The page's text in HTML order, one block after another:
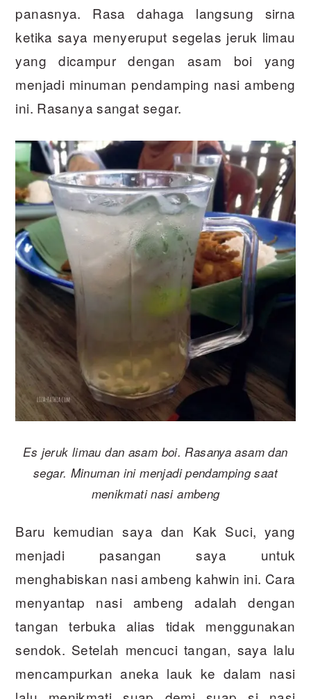
panasnya. Rasa dahaga langsung sirna
ketika saya menyeruput segelas jeruk limau
yang dicampur dengan asam boi yang
menjadi minuman pendamping nasi ambeng
ini. Rasanya sangat segar.
Es jeruk limau dan asam boi. Rasanya asam dan
segar. Minuman ini menjadi pendamping saat
menikmati nasi ambeng
Baru kemudian saya dan Kak Suci, yang
menjadi pasangan saya untuk
menghabiskan nasi ambeng kahwin ini. Cara
menyantap nasi ambeng adalah dengan
tangan terbuka alias tidak menggunakan
sendok. Setelah mencuci tangan, saya lalu
mencampurkan aneka lauk ke dalam nasi